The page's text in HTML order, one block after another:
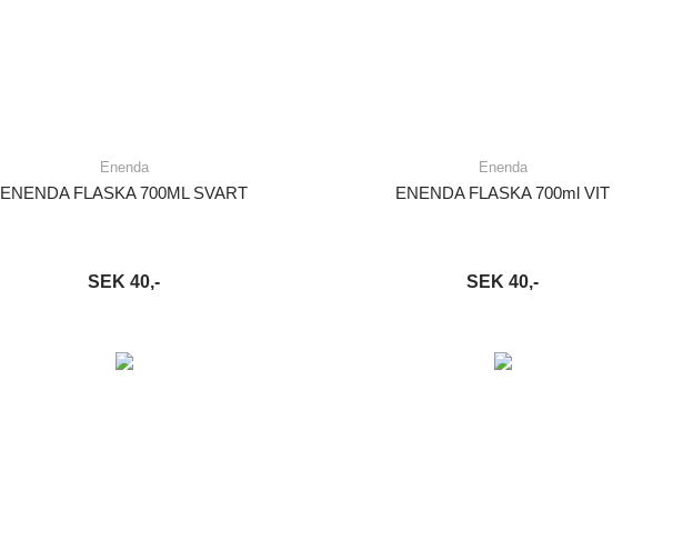
Enenda
ENENDA FLASKA 700ML SVART
SEK 40,-
Enenda
ENENDA FLASKA 700ml VIT
SEK 40,-